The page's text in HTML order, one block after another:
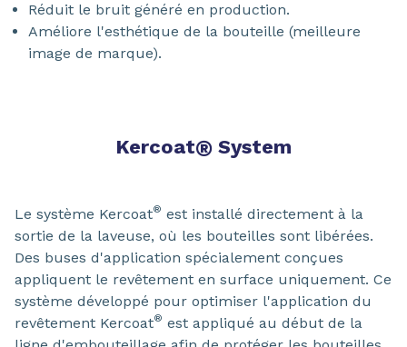
Réduit le bruit généré en production.
Améliore l'esthétique de la bouteille (meilleure
image de marque).
Kercoat® System
Le système Kercoat® est installé directement à la
sortie de la laveuse, où les bouteilles sont libérées.
Des buses d'application spécialement conçues
appliquent le revêtement en surface uniquement. Ce
système développé pour optimiser l'application du
revêtement Kercoat® est appliqué au début de la